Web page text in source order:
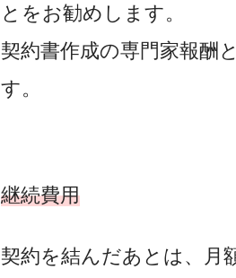
とをお勧めします。
契約書作成の専門家報酬
す。
継続費用
契約を結んだあとは、月